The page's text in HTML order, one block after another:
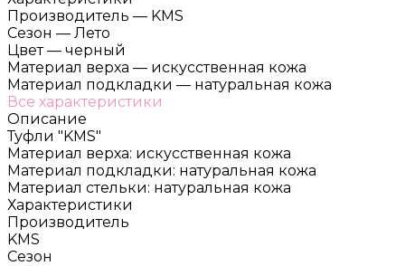
Производитель — KMS
Сезон — Лето
Цвет — черный
Материал верха — искусственная кожа
Материал подкладки — натуральная кожа
Все характеристики
Описание
Туфли "KMS"
Материал верха: искусственная кожа
Материал подкладки: натуральная кожа
Материал стельки: натуральная кожа
Характеристики
Производитель
KMS
Сезон